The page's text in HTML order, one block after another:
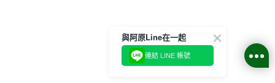
與阿原Line在一起
連結 LINE 帳號